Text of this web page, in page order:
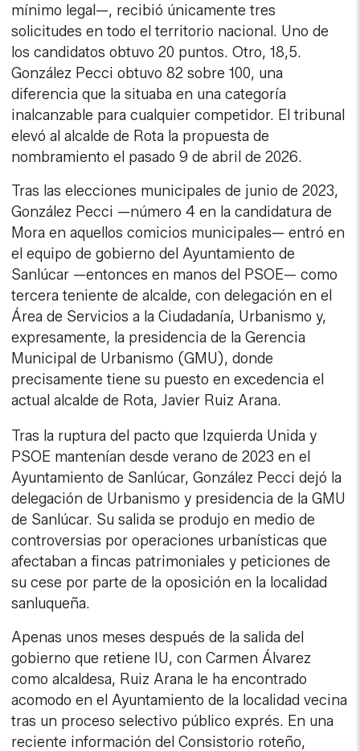
mínimo legal—, recibió únicamente tres
solicitudes en todo el territorio nacional. Uno de
los candidatos obtuvo 20 puntos. Otro, 18,5.
González Pecci obtuvo 82 sobre 100, una
diferencia que la situaba en una categoría
inalcanzable para cualquier competidor. El tribunal
elevó al alcalde de Rota la propuesta de
nombramiento el pasado 9 de abril de 2026.
Tras las elecciones municipales de junio de 2023,
González Pecci —número 4 en la candidatura de
Mora en aquellos comicios municipales— entró en
el equipo de gobierno del Ayuntamiento de
Sanlúcar —entonces en manos del PSOE— como
tercera teniente de alcalde, con delegación en el
Área de Servicios a la Ciudadanía, Urbanismo y,
expresamente, la presidencia de la Gerencia
Municipal de Urbanismo (GMU), donde
precisamente tiene su puesto en excedencia el
actual alcalde de Rota, Javier Ruiz Arana.
Tras la ruptura del pacto que Izquierda Unida y
PSOE mantenían desde verano de 2023 en el
Ayuntamiento de Sanlúcar, González Pecci dejó la
delegación de Urbanismo y presidencia de la GMU
de Sanlúcar. Su salida se produjo en medio de
controversias por operaciones urbanísticas que
afectaban a fincas patrimoniales y peticiones de
su cese por parte de la oposición en la localidad
sanluqueña.
Apenas unos meses después de la salida del
gobierno que retiene IU, con Carmen Álvarez
como alcaldesa, Ruiz Arana le ha encontrado
acomodo en el Ayuntamiento de la localidad vecina
tras un proceso selectivo público exprés. En una
reciente información del Consistorio roteño,